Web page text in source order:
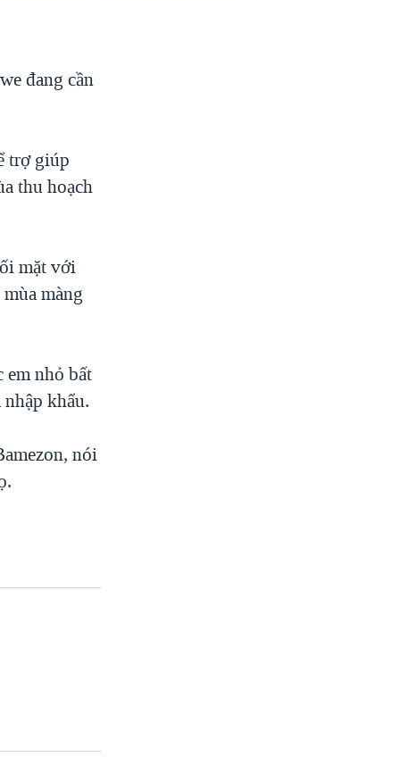
đang cần
trợ giúp
thu hoạch
mặt với
màng
em nhỏ bất
khẩu.
nói